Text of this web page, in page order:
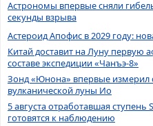
Астрономы впервые сняли
секунды взрыва
Астероид Апофис в 2029 году:
Китай доставит на Луну
составе экспедиции «Чанъэ-8»
Зонд «Юнона» впервые измерил
вулканической луны Ио
5 августа отработавшая
готовятся к наблюдению